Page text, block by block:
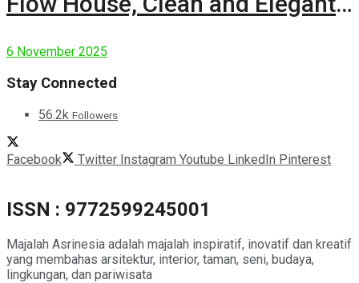
6 November 2025
Stay Connected
56.2k Followers
Facebook Twitter Instagram Youtube LinkedIn Pinterest
ISSN : 9772599245001
Majalah Asrinesia adalah majalah inspiratif, inovatif dan kreatif
yang membahas arsitektur, interior, taman, seni, budaya,
lingkungan, dan pariwisata